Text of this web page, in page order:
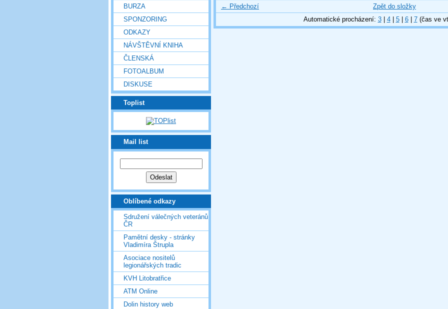
BURZA
SPONZORING
ODKAZY
NÁVŠTĚVNÍ KNIHA
ČLENSKÁ
FOTOALBUM
DISKUSE
Toplist
Mail list
Oblíbené odkazy
Sdružení válečných veteránů
ČR
Pamětní desky - stránky
Vladimíra Štrupla
Asociace nositelů
legionářských tradic
KVH Litobratřice
ATM Online
Dolin history web
← Předchozí
Zpět do složky
Automatické procházení: 3| 4| 5| 6| 7(čas ve